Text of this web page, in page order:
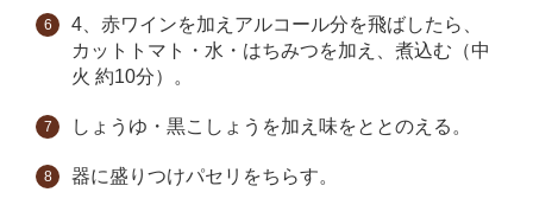
4、赤ワインを加えアルコール分を飛ばしたら、
カットトマト・水・はちみつを加え、煮込む（中
火 約10分）。
しょうゆ・黒こしょうを加え味をととのえる。
器に盛りつけパセリをちらす。